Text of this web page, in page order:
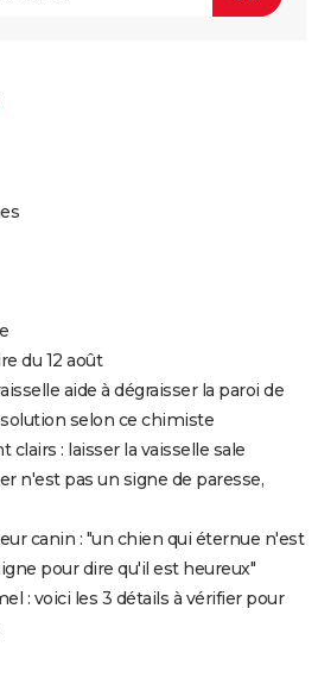
du 12 août
aide à dégraisser la paroi de
selon ce chimiste
clairs : laisser la vaisselle sale
n'est pas un signe de paresse,
canin : "un chien qui éternue n'est
pour dire qu'il est heureux"
: voici les 3 détails à vérifier pour